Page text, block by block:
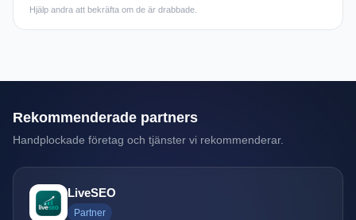
Hjälp andra att bekräfta om de är drabbade.
Rekommenderade partners
Handplockade företag och tjänster vi rekommenderar.
LiveSEO
Partner